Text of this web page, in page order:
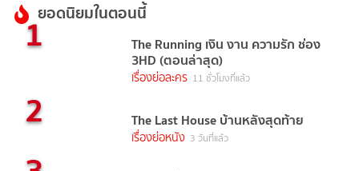
ยอดนิยมในตอนนี้
1 The Running เงิน งาน ความรัก ช่อง
3HD (ตอนล่าสุด)
เรื่องย่อละคร 11 ชั่วโมงที่แล้ว
2 The Last House บ้านหลังสุดท้าย
เรื่องย่อหนัง 3 วันที่แล้ว